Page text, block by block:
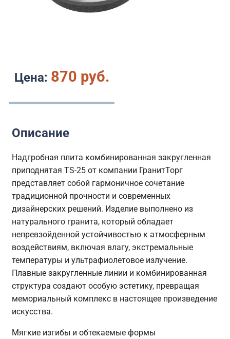
Цена: 870 руб.
Описание
Надгробная плита комбинированная закругленная
приподнятая TS-25 от компании ГранитТорг
представляет собой гармоничное сочетание
традиционной прочности и современных
дизайнерских решений. Изделие выполнено из
натурального гранита, который обладает
непревзойденной устойчивостью к атмосферным
воздействиям, включая влагу, экстремальные
температуры и ультрафиолетовое излучение.
Плавные закругленные линии и комбинированная
структура создают особую эстетику, превращая
мемориальный комплекс в настоящее произведение
искусства.
Мягкие изгибы и обтекаемые формы